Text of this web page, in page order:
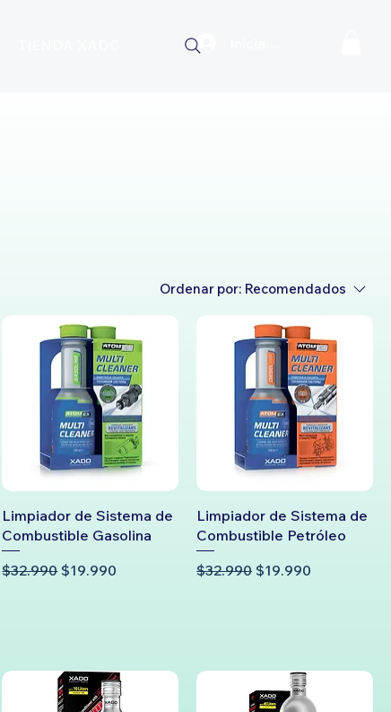
Ordenar por: Recomendados
Limpiador de Sistema de
Combustible Gasolina
Precio
$32.990 Precio de oferta
$19.990
Limpiador de Sistema de
Combustible Petróleo
Precio
$32.990 Precio de oferta
$19.990